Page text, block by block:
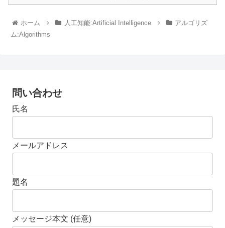
ホーム 人工知能:Artificial Intelligence
アルゴリズ
ム:Algorithms
問い合わせ
氏名
メールアドレス
題名
メッセージ本文 (任意)